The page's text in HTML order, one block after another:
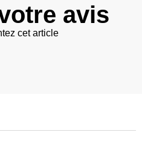
avis
cet article